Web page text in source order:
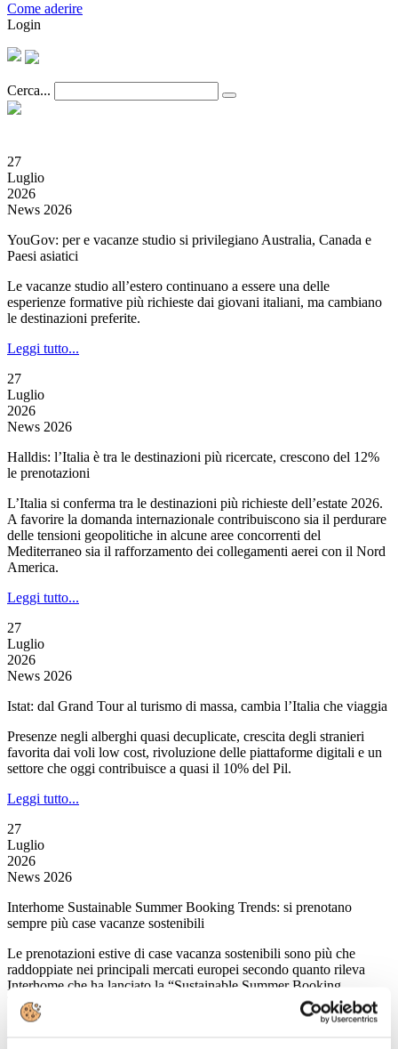
Come aderire
Login
Cerca...
27
Luglio
2026
News 2026
YouGov: per e vacanze studio si privilegiano Australia, Canada e
Paesi asiatici
Le vacanze studio all’estero continuano a essere una delle
esperienze formative più richieste dai giovani italiani, ma cambiano
le destinazioni preferite.
Leggi tutto...
27
Luglio
2026
News 2026
Halldis: l’Italia è tra le destinazioni più ricercate, crescono del 12%
le prenotazioni
L’Italia si conferma tra le destinazioni più richieste dell’estate 2026.
A favorire la domanda internazionale contribuiscono sia il perdurare
delle tensioni geopolitiche in alcune aree concorrenti del
Mediterraneo sia il rafforzamento dei collegamenti aerei con il Nord
America.
Leggi tutto...
27
Luglio
2026
News 2026
Istat: dal Grand Tour al turismo di massa, cambia l’Italia che viaggia
Presenze negli alberghi quasi decuplicate, crescita degli stranieri
favorita dai voli low cost, rivoluzione delle piattaforme digitali e un
settore che oggi contribuisce a quasi il 10% del Pil.
Leggi tutto...
27
Luglio
2026
News 2026
Interhome Sustainable Summer Booking Trends: si prenotano
sempre più case vacanze sostenibili
Le prenotazioni estive di case vacanza sostenibili sono più che
raddoppiate nei principali mercati europei secondo quanto rileva
Interhome che ha lanciato la “Sustainable Summer Booking
Trends”.